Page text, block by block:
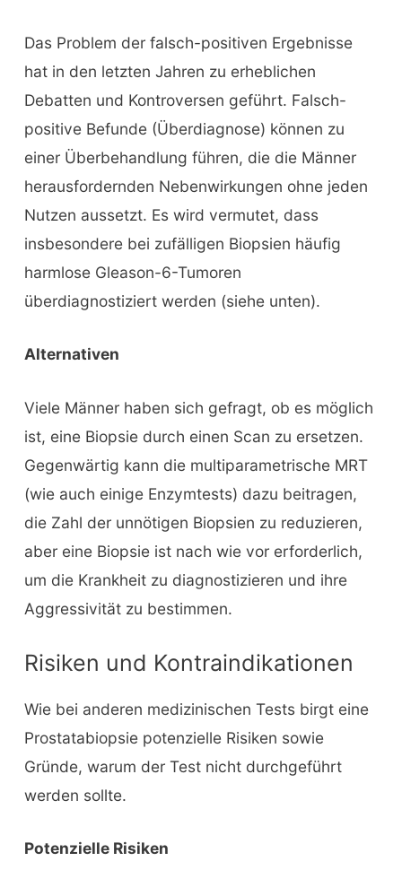
Das Problem der falsch-positiven Ergebnisse
hat in den letzten Jahren zu erheblichen
Debatten und Kontroversen geführt. Falsch-
positive Befunde (Überdiagnose) können zu
einer Überbehandlung führen, die die Männer
herausfordernden Nebenwirkungen ohne jeden
Nutzen aussetzt. Es wird vermutet, dass
insbesondere bei zufälligen Biopsien häufig
harmlose Gleason-6-Tumoren
überdiagnostiziert werden (siehe unten).
Alternativen
Viele Männer haben sich gefragt, ob es möglich
ist, eine Biopsie durch einen Scan zu ersetzen.
Gegenwärtig kann die multiparametrische MRT
(wie auch einige Enzymtests) dazu beitragen,
die Zahl der unnötigen Biopsien zu reduzieren,
aber eine Biopsie ist nach wie vor erforderlich,
um die Krankheit zu diagnostizieren und ihre
Aggressivität zu bestimmen.
Risiken und Kontraindikationen
Wie bei anderen medizinischen Tests birgt eine
Prostatabiopsie potenzielle Risiken sowie
Gründe, warum der Test nicht durchgeführt
werden sollte.
Potenzielle Risiken